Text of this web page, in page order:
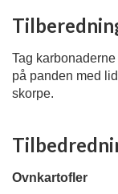
Tag
på panden med
skorpe.
Ovnkartofler